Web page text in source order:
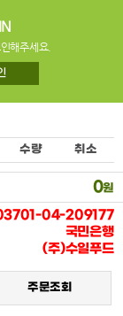
해주세요.
수량 취소
0원
04-209177
국민은행
(주)수일푸드
주문조회